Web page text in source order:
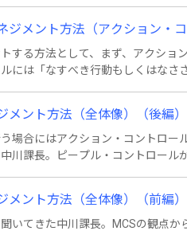
メント方法（アクション・コ
する方法として、まず、アクショ
には「なすべき行動もしくはなさ
。今回は「行動責任」について説
ント方法（全体像）（後編）
場合にはアクション・コントロー
川課長。ピープル・コントロール
ント方法（全体像）（前編）
いてきた中川課長。MCSの観点